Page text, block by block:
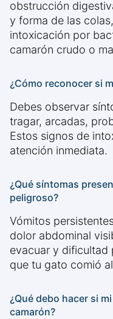
obstrucción
y forma de las
intoxicación por
camarón crudo o
¿Cómo reconocer si
Debes observar
tragar, arcadas,
Estos signos de
atención inmediata.
¿Qué síntomas
peligroso?
Vómitos
dolor abdominal
evacuar y dificultad
que tu gato comió
¿Qué debo hacer si
camarón?